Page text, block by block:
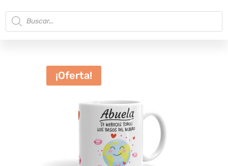
Búsqueda
de
productos
¡Oferta!